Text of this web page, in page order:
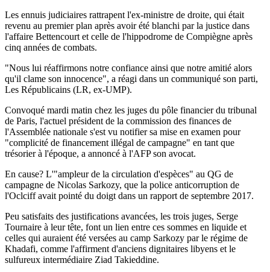
Les ennuis judiciaires rattrapent l'ex-ministre de droite, qui était
revenu au premier plan après avoir été blanchi par la justice dans
l'affaire Bettencourt et celle de l'hippodrome de Compiègne après
cinq années de combats.
"Nous lui réaffirmons notre confiance ainsi que notre amitié alors
qu'il clame son innocence", a réagi dans un communiqué son parti,
Les Républicains (LR, ex-UMP).
Convoqué mardi matin chez les juges du pôle financier du tribunal
de Paris, l'actuel président de la commission des finances de
l'Assemblée nationale s'est vu notifier sa mise en examen pour
"complicité de financement illégal de campagne" en tant que
trésorier à l'époque, a annoncé à l'AFP son avocat.
En cause? L'"ampleur de la circulation d'espèces" au QG de
campagne de Nicolas Sarkozy, que la police anticorruption de
l'Oclciff avait pointé du doigt dans un rapport de septembre 2017.
Peu satisfaits des justifications avancées, les trois juges, Serge
Tournaire à leur tête, font un lien entre ces sommes en liquide et
celles qui auraient été versées au camp Sarkozy par le régime de
Khadafi, comme l'affirment d'anciens dignitaires libyens et le
sulfureux intermédiaire Ziad Takieddine.